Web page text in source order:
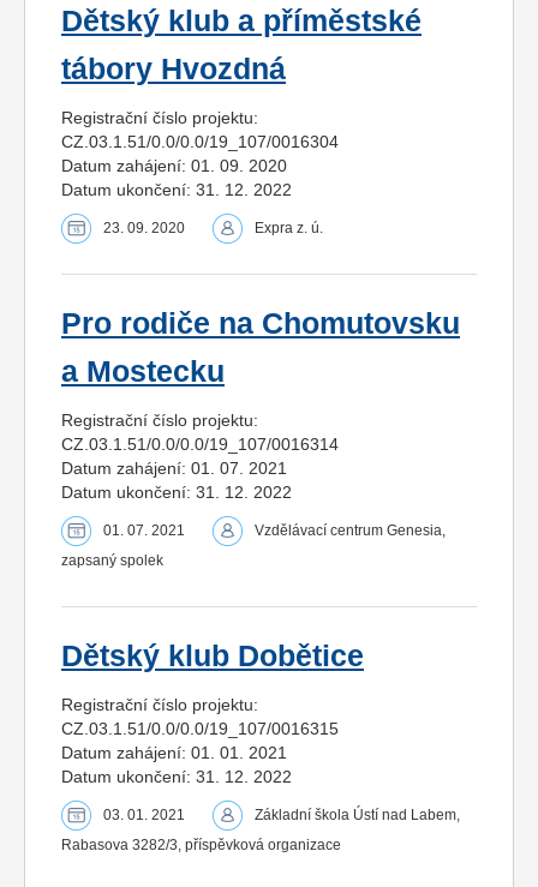
Dětský klub a příměstské
tábory Hvozdná
Registrační číslo projektu:
CZ.03.1.51/0.0/0.0/19_107/0016304
Datum zahájení: 01. 09. 2020
Datum ukončení: 31. 12. 2022
23. 09. 2020 Expra z. ú.
Pro rodiče na Chomutovsku
a Mostecku
Registrační číslo projektu:
CZ.03.1.51/0.0/0.0/19_107/0016314
Datum zahájení: 01. 07. 2021
Datum ukončení: 31. 12. 2022
01. 07. 2021
Vzdělávací centrum Genesia,
zapsaný spolek
Dětský klub Dobětice
Registrační číslo projektu:
CZ.03.1.51/0.0/0.0/19_107/0016315
Datum zahájení: 01. 01. 2021
Datum ukončení: 31. 12. 2022
03. 01. 2021
Základní škola Ústí nad Labem,
Rabasova 3282/3, příspěvková organizace